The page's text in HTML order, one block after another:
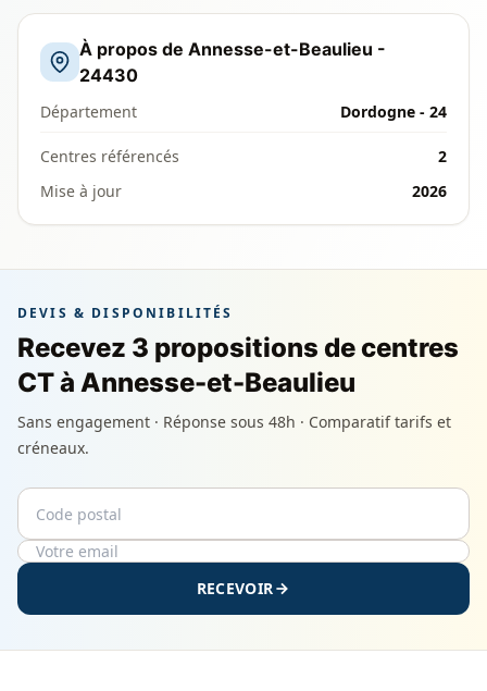
À propos de Annesse-et-Beaulieu -
24430
Département Dordogne - 24
Centres référencés
2
Mise à jour
2026
DEVIS & DISPONIBILITÉS
Recevez 3 propositions de centres
CT à Annesse-et-Beaulieu
Sans engagement · Réponse sous 48h · Comparatif tarifs et
créneaux.
Code postal
Email
RECEVOIR